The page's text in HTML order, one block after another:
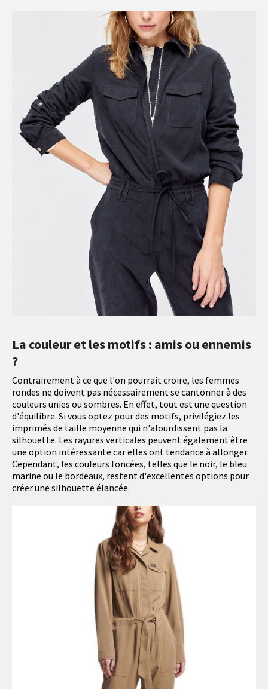
La couleur et les motifs : amis ou ennemis
?
Contrairement à ce que l'on pourrait croire, les femmes
rondes ne doivent pas nécessairement se cantonner à des
couleurs unies ou sombres. En effet, tout est une question
d'équilibre. Si vous optez pour des motifs, privilégiez les
imprimés de taille moyenne qui n'alourdissent pas la
silhouette. Les rayures verticales peuvent également être
une option intéressante car elles ont tendance à allonger.
Cependant, les couleurs foncées, telles que le noir, le bleu
marine ou le bordeaux, restent d'excellentes options pour
créer une silhouette élancée.